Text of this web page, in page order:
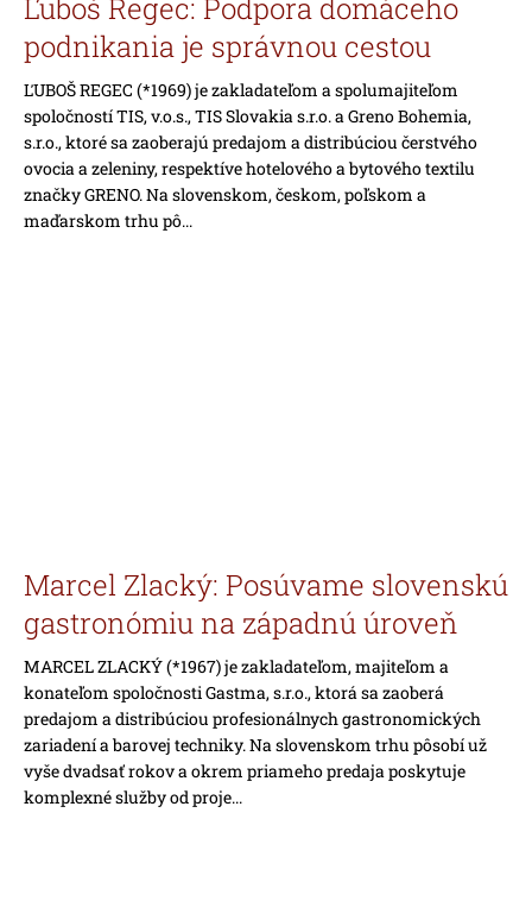
v
Ľuboš Regec: Podpora domáceho
podnikania je správnou cestou
ĽUBOŠ REGEC (*1969) je zakladateľom a spolumajiteľom
spoločností TIS, v.o.s., TIS Slovakia s.r.o. a Greno Bohemia,
s.r.o., ktoré sa zaoberajú predajom a distribúciou čerstvého
ovocia a zeleniny, respektíve hotelového a bytového textilu
značky GRENO. Na slovenskom, českom, poľskom a
maďarskom trhu pô...
Marcel Zlacký: Posúvame slovenskú
gastronómiu na západnú úroveň
MARCEL ZLACKÝ (*1967) je zakladateľom, majiteľom a
konateľom spoločnosti Gastma, s.r.o., ktorá sa zaoberá
predajom a distribúciou profesionálnych gastronomických
zariadení a barovej techniky. Na slovenskom trhu pôsobí už
vyše dvadsať rokov a okrem priameho predaja poskytuje
komplexné služby od proje...
j
s
ť
?
m
e